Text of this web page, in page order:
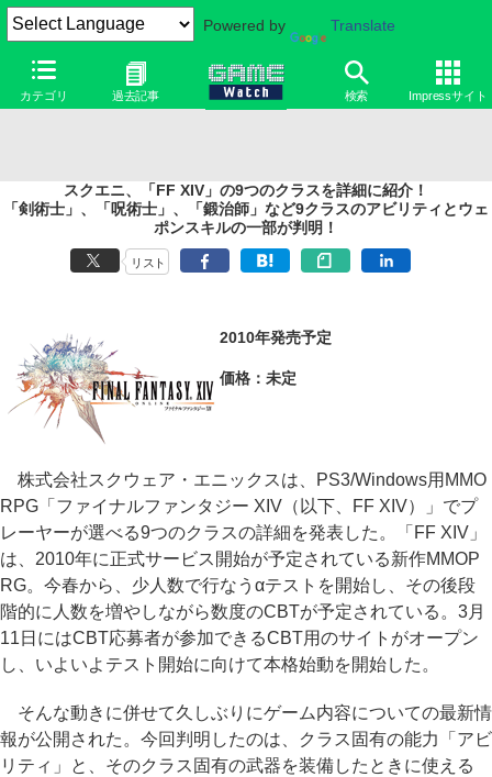
Powered by Translate
カテゴリ 過去記事 検索 Impressサイト
スクエニ、「FF XIV」の9つのクラスを詳細に紹介！
「剣術士」、「呪術士」、「鍛治師」など9クラスのアビリティとウェ
ポンスキルの一部が判明！
リスト
2010年発売予定
価格：未定
株式会社スクウェア・エニックスは、PS3/Windows用MMO
RPG「ファイナルファンタジー XIV（以下、FF XIV）」でプ
レーヤーが選べる9つのクラスの詳細を発表した。「FF XIV」
は、2010年に正式サービス開始が予定されている新作MMOP
RG。今春から、少人数で行なうαテストを開始し、その後段
階的に人数を増やしながら数度のCBTが予定されている。3月
11日にはCBT応募者が参加できるCBT用のサイトがオープン
し、いよいよテスト開始に向けて本格始動を開始した。
そんな動きに併せて久しぶりにゲーム内容についての最新情
報が公開された。今回判明したのは、クラス固有の能力「アビ
リティ」と、そのクラス固有の武器を装備したときに使える